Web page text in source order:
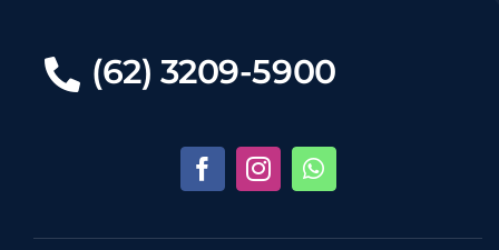
(62) 3209-5900